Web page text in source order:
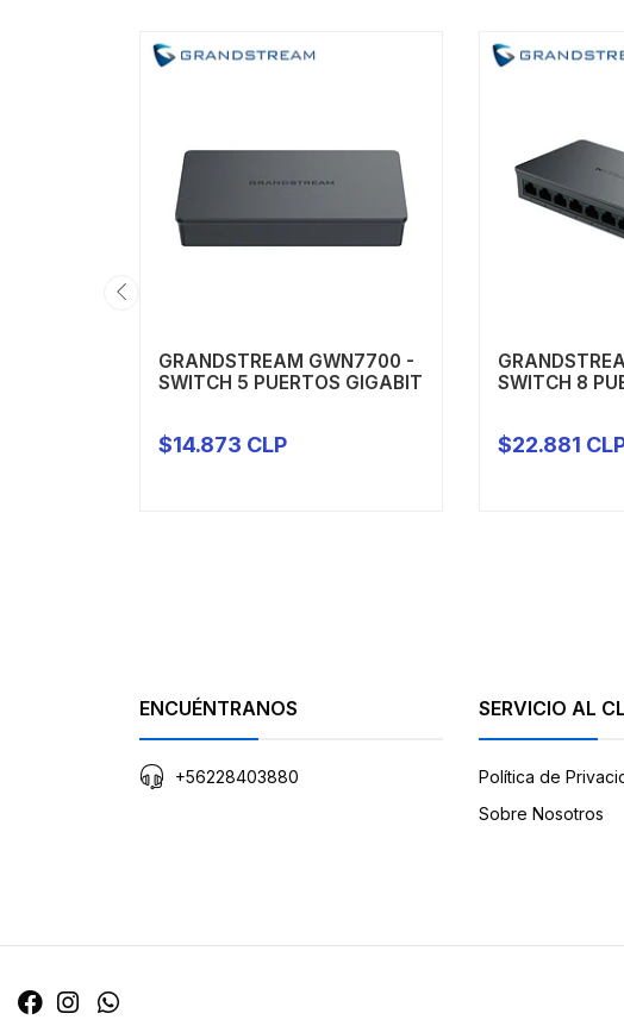
GRANDSTREAM GWN7700 -
SWITCH 5 PUERTOS GIGABIT
-
$14.873 CLP
SWITCH 8
-
$22.881
ENCUÉNTRANOS
+56228403880
SERVICIO AL
Política de
Sobre Nosotros